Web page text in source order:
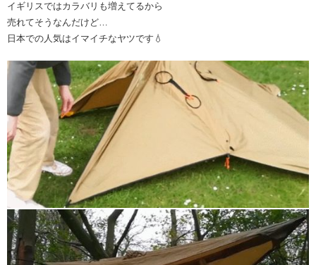
イギリスではカラバリも増えてるから
売れてそうなんだけど…
日本での人気はイマイチなヤツです💧